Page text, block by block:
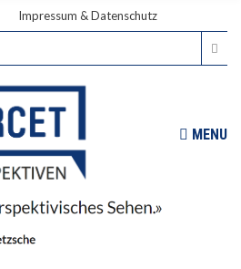
Impressum & Datenschutz
MENU